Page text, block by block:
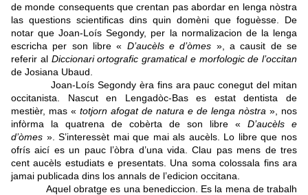
de monde consequents que crentan pas abordar en lenga nòstra
las questions scientificas dins quin domèni que foguèsse. De
notar que Joan-Loís Segondy, per la normalizacion de la lenga
escricha per son libre « D’aucèls e d’òmes », a causit de se
referir al Diccionari ortografic gramatical e morfologic de l’occitan
de Josiana Ubaud.
Joan-Loís Segondy èra fins ara pauc conegut del mitan
occitanista. Nascut en Lengadòc-Bas es estat dentista de
mestièr, mas « totjorn afogat de natura e de lenga nòstra », nos
infòrma la quatrena de cobèrta de son libre « D’aucèls e
d’òmes ».S’interessèt mai que mai als aucèls. Lo libre que nos
ofrís aicí es un pauc l’òbra d’una vida.Clau pas mens de tres
cent aucèls estudiats e presentats. Una soma colossala fins ara
jamai publicada dins los annals de l’edicion occitana.
Aquel obratge es una benediccion. Es la mena de trabalh